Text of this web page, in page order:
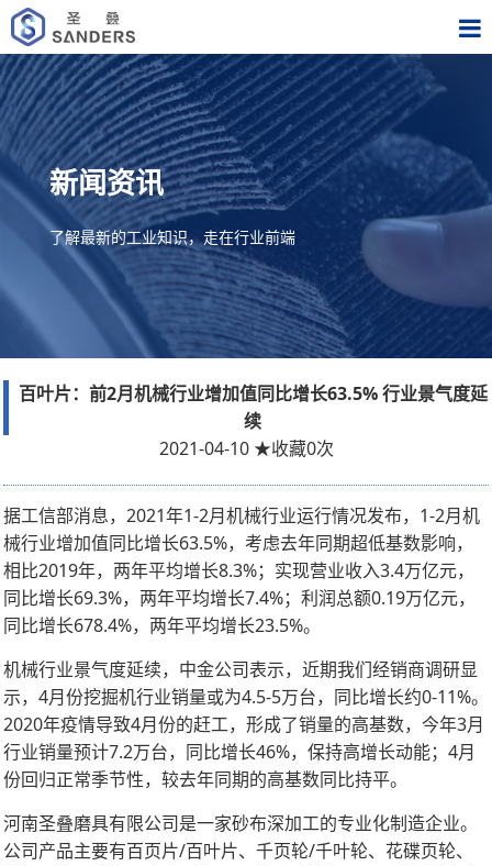
新闻资讯
了解最新的工业知识，走在行业前端
百叶片：前2月机械行业增加值同比增长63.5% 行业景气度延
续
2021-04-10 ★收藏0次
据工信部消息，2021年1-2月机械行业运行情况发布，1-2月机
械行业增加值同比增长63.5%，考虑去年同期超低基数影响，
相比2019年，两年平均增长8.3%；实现营业收入3.4万亿元，
同比增长69.3%，两年平均增长7.4%；利润总额0.19万亿元，
同比增长678.4%，两年平均增长23.5%。
机械行业景气度延续，中金公司表示，近期我们经销商调研显
示，4月份挖掘机行业销量或为4.5-5万台，同比增长约0-11%。
2020年疫情导致4月份的赶工，形成了销量的高基数，今年3月
行业销量预计7.2万台，同比增长46%，保持高增长动能；4月
份回归正常季节性，较去年同期的高基数同比持平。
河南圣叠磨具有限公司是一家砂布深加工的专业化制造企业。
公司产品主要有百页片/百叶片、千页轮/千叶轮、花碟页轮、